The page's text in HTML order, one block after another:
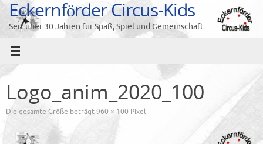
Zum
Inhalt
springen
Eckernförder Circus-Kids
Seit über 30 Jahren für Spaß, Spiel und Gemeinschaft
Logo_anim_2020_100
Die gesamte Größe beträgt960 × 100 Pixel